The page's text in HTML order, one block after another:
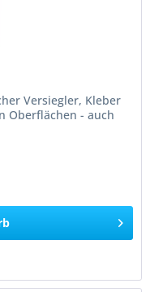
Versiegler, Kleber
Oberflächen - auch